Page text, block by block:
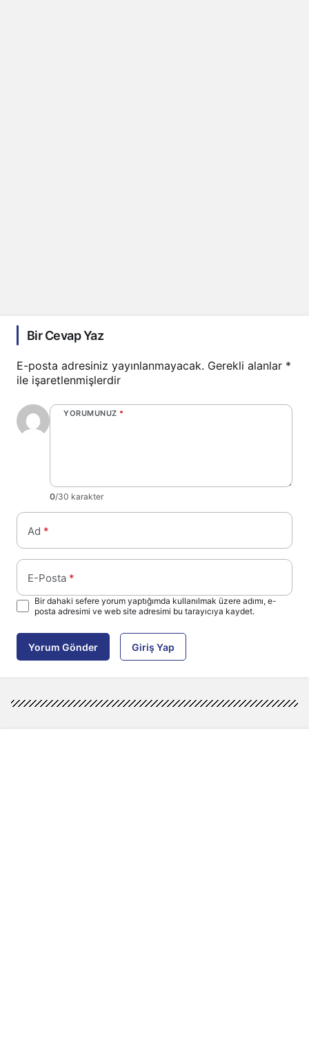
Bir Cevap Yaz
E-posta adresiniz yayınlanmayacak. Gerekli alanlar *
ile işaretlenmişlerdir
YORUMUNUZ *
0/30 karakter
Ad *
E-Posta *
Bir dahaki sefere yorum yaptığımda kullanılmak üzere adımı, e-
posta adresimi ve web site adresimi bu tarayıcıya kaydet.
Yorum Gönder Giriş Yap